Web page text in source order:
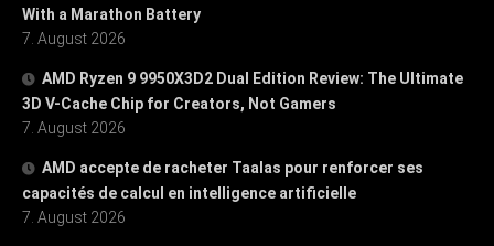
With a Marathon Battery
7. August 2026
AMD Ryzen 9 9950X3D2 Dual Edition Review: The Ultimate
3D V-Cache Chip for Creators, Not Gamers
7. August 2026
AMD accepte de racheter Taalas pour renforcer ses
capacités de calcul en intelligence artificielle
7. August 2026